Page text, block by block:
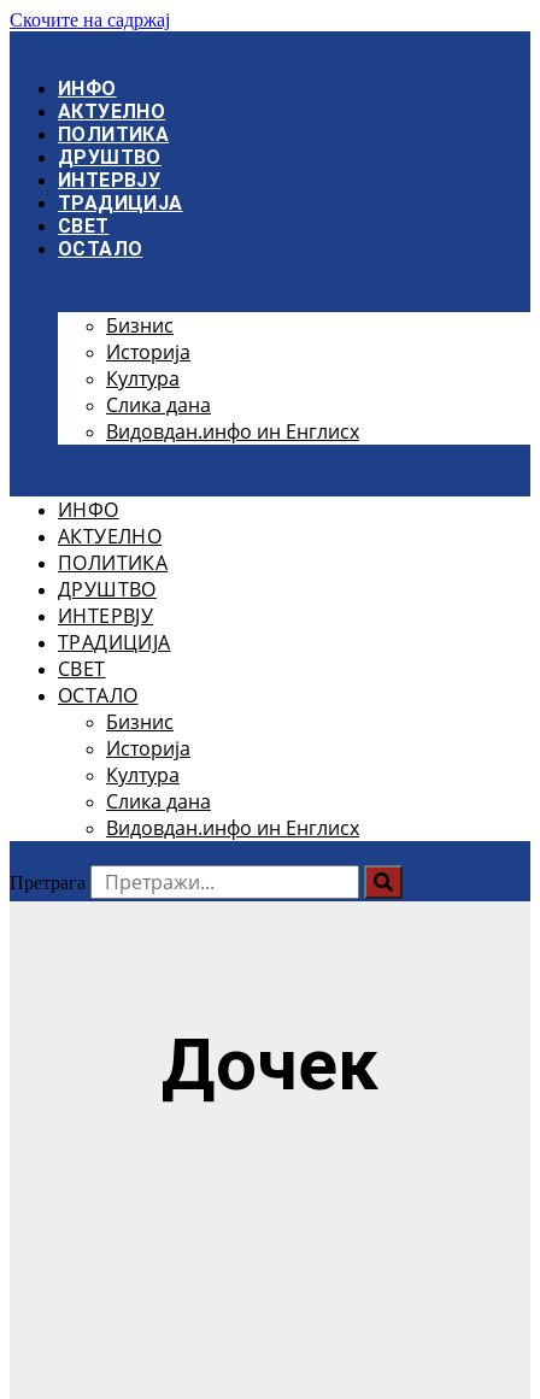
Скочите на садржај
ИНФО
АКТУЕЛНО
ПОЛИТИКА
ДРУШТВО
ИНТЕРВЈУ
ТРАДИЦИЈА
СВЕТ
ОСТАЛО
Бизнис
Историја
Култура
Слика дана
Видовдан.инфо ин Енглисх
ИНФО
АКТУЕЛНО
ПОЛИТИКА
ДРУШТВО
ИНТЕРВЈУ
ТРАДИЦИЈА
СВЕТ
ОСТАЛО
Бизнис
Историја
Култура
Слика дана
Видовдан.инфо ин Енглисх
Претрага
Дочек